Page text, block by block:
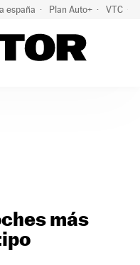
españa Plan Auto+ VTC
más